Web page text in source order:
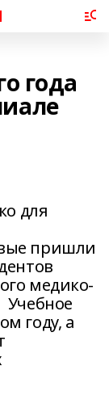
года
для
пришли
медико-
Учебное
году, а